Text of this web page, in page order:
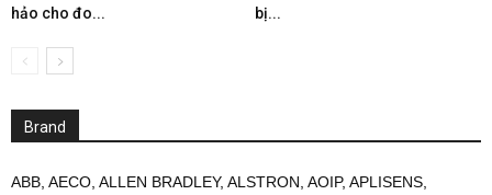
hảo cho đo...
bị...
Brand
ABB AECO ALLEN BRADLEY, ALSTRON AOIP, APLISENS